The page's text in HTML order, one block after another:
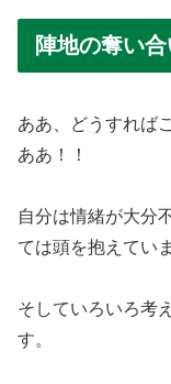
陣地の奪い
ああ、どうすれば
ああ！！
自分は情緒が大分
ては頭を抱えてい
そしていろいろ考
す。